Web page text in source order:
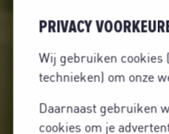
PRIVACY
Wij gebruiken cookies
technieken) om onze
Daarnaast gebruiken
cookies om je